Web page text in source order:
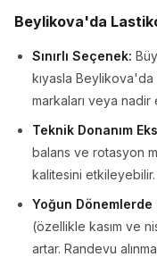
Beylikova'da
Sınırlı Seçenek:
kıyasla
markaları veya nadir
Teknik Donanım
balans ve rotasyon
kalitesini etkileyebilir.
Yoğun Dönemlerde
(özellikle kasım ve
artar. Randevu